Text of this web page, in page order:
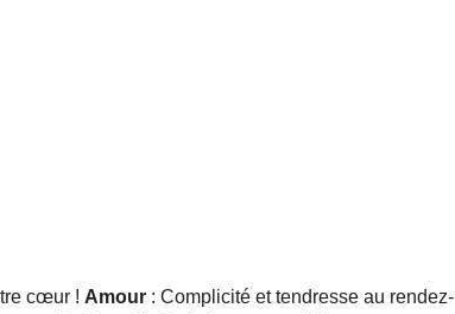
cœur ! Amour : Complicité et tendresse au rendez-